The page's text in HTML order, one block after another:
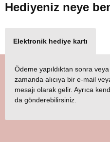
Hediyeniz neye
Elektronik hediye kartı
Ödeme yapıldıktan sonra
zamanda alıcıya bir e-mail
mesajı olarak gelir. Ayrıca
da gönderebilirsiniz.